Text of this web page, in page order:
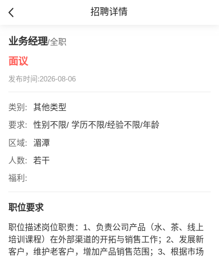
招聘详情
业务经理/全职
面议
发布时间:2026-08-06
类别:
其他类型
要求:
性别不限/ 学历不限/经验不限/年龄
区域:
湄潭
人数:
若干
福利:
职位要求
职位描述岗位职责：1、负责公司产品（水、茶、线上
培训课程）在外部渠道的开拓与销售工作；2、发展新
客户，维护老客户，增加产品销售范围；3、根据市场